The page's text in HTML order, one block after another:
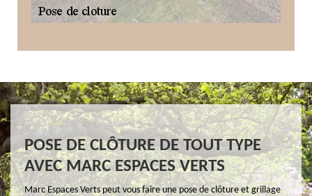
POSE DE CLÔTURE DE TOUT TYPE
AVEC MARC ESPACES VERTS
Marc Espaces Verts peut vous faire une pose de clôture et grillage